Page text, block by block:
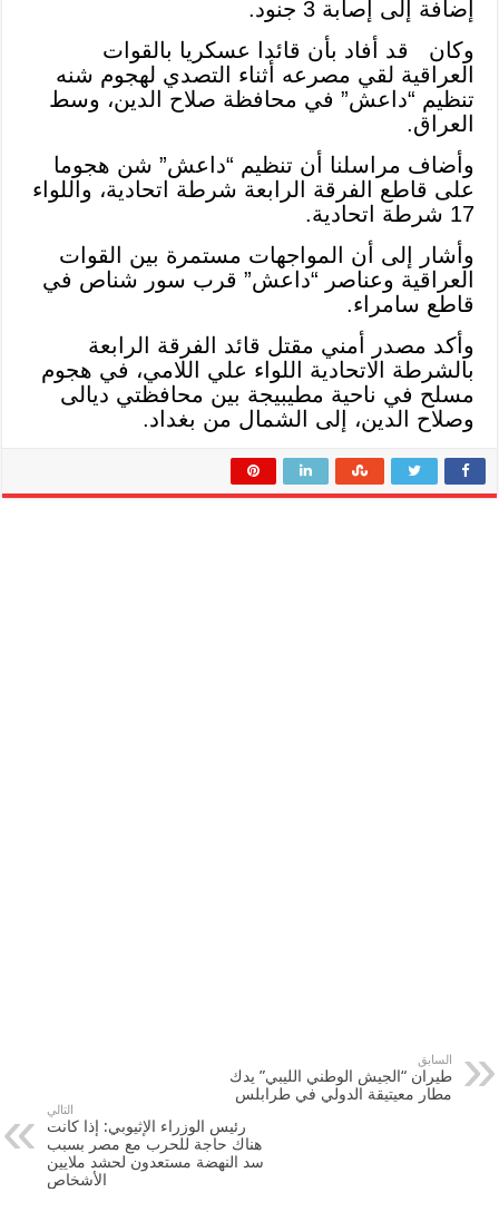
إضافة إلى إصابة 3 جنود.
وكان قد أفاد بأن قائدا عسكريا بالقوات
العراقية لقي مصرعه أثناء التصدي لهجوم شنه
تنظيم “داعش” في محافظة صلاح الدين، وسط
العراق.
وأضاف مراسلنا أن تنظيم “داعش” شن هجوما
على قاطع الفرقة الرابعة شرطة اتحادية، واللواء
17 شرطة اتحادية.
وأشار إلى أن المواجهات مستمرة بين القوات
العراقية وعناصر “داعش” قرب سور شناص في
قاطع سامراء.
وأكد مصدر أمني مقتل قائد الفرقة الرابعة
بالشرطة الاتحادية اللواء علي اللامي، في هجوم
مسلح في ناحية مطيبيجة بين محافظتي ديالى
وصلاح الدين، إلى الشمال من بغداد.
السابق
طيران “الجيش الوطني الليبي” يدك
مطار معيتيقة الدولي في طرابلس
التالي
رئيس الوزراء الإثيوبي: إذا كانت
هناك حاجة للحرب مع مصر بسبب
سد النهضة مستعدون لحشد ملايين
الأشخاص